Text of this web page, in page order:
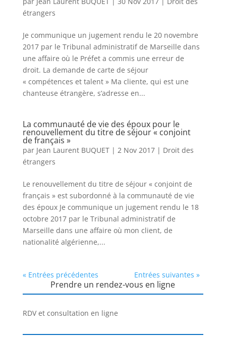
étrangers
Je communique un jugement rendu le 20 novembre
2017 par le Tribunal administratif de Marseille dans
une affaire où le Préfet a commis une erreur de
droit. La demande de carte de séjour
« compétences et talent » Ma cliente, qui est une
chanteuse étrangère, s’adresse en...
La communauté de vie des époux pour le
renouvellement du titre de séjour « conjoint
de français »
par Jean Laurent BUQUET| 2 Nov 2017| Droit des
étrangers
Le renouvellement du titre de séjour « conjoint de
français » est subordonné à la communauté de vie
des époux Je communique un jugement rendu le 18
octobre 2017 par le Tribunal administratif de
Marseille dans une affaire où mon client, de
nationalité algérienne,...
« Entrées précédentes Entrées suivantes »
Prendre un rendez-vous en ligne
RDV et consultation en ligne